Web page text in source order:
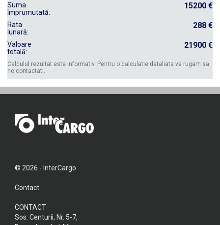
Suma
împrumutată:
15200 €
Rata
lunară:
288 €
Valoare
totală:
21900 €
Calculul rezultat este informativ. Pentru o calculatie detaliata va rugam sa
ne contactati.
© 2026 - InterCargo
Contact
CONTACT
Sos. Centurii, Nr. 5-7,